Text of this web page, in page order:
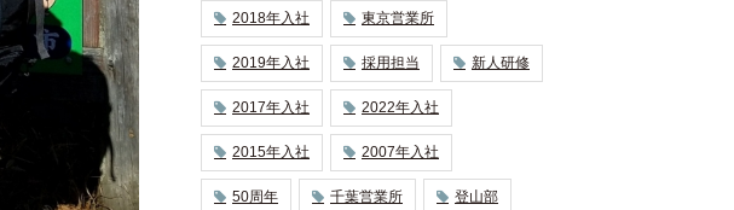
2018年入社 東京営業所
2019年入社 採用担当 新人研修
2017年入社 2022年入社
2015年入社 2007年入社
50周年 千葉営業所 登山部